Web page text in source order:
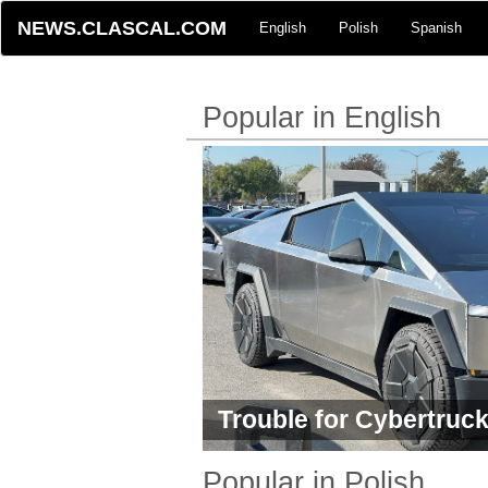
NEWS.CLASCAL.COM English Polish Spanish
Popular in English
Trouble for